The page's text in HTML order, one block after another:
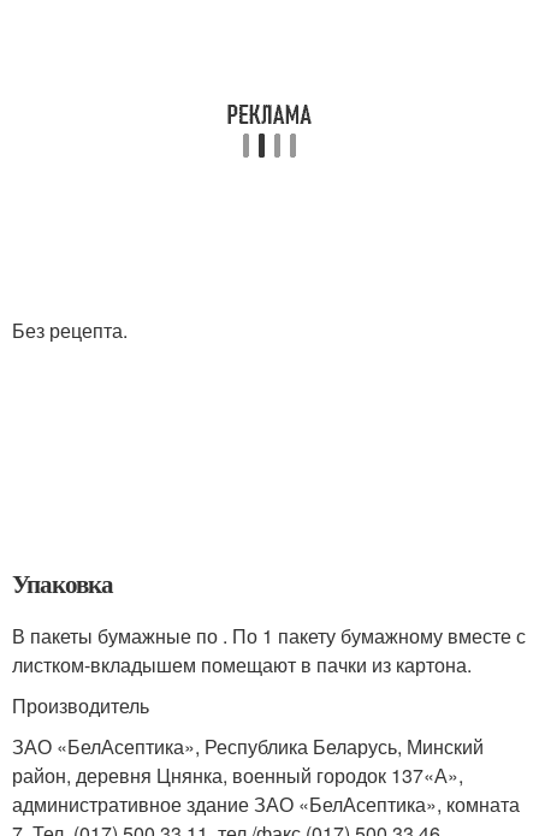
Без рецепта.
Упаковка
В пакеты бумажные по . По 1 пакету бумажному вместе с
листком-вкладышем помещают в пачки из картона.
Производитель
ЗАО «БелАсептика», Республика Беларусь, Минский
район, деревня Цнянка, военный городок 137«А»,
административное здание ЗАО «БелАсептика», комната